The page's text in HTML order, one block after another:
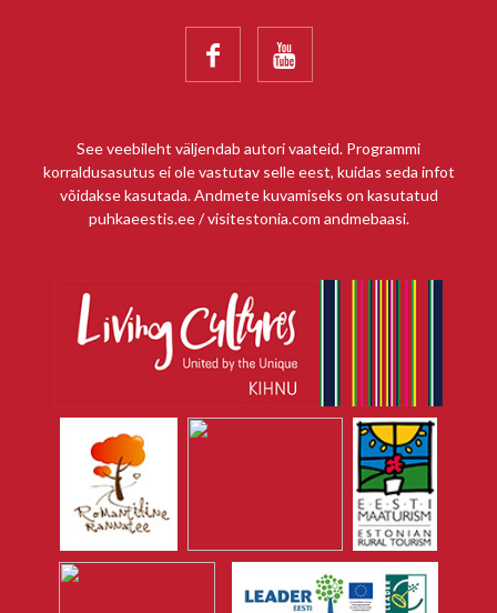
 
See veebileht väljendab autori vaateid. Programmi
korraldusasutus ei ole vastutav selle eest, kuidas seda infot
võidakse kasutada. Andmete kuvamiseks on kasutatud
puhkaeestis.ee / visitestonia.com andmebaasi.